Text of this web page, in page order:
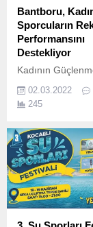
Bantboru,
Sporcuların
Performansını
Destekliyor
Kadının
Global Compact
BANTBORU, kadın
performansına
oluyor.
02.03.2022
245